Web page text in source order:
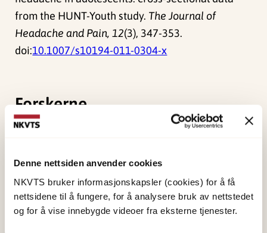
Denne nettsiden anvender cookies
NKVTS bruker informasjonskapsler (cookies) for å få
nettsidene til å fungere, for å analysere bruk av nettstedet
og for å vise innebygde videoer fra eksterne tjenester.
from the HUNT-Youth study. The Journal of
Headache and Pain, 12(3), 347-353.
doi:10.1007/s10194-011-0304-x
Forskerne